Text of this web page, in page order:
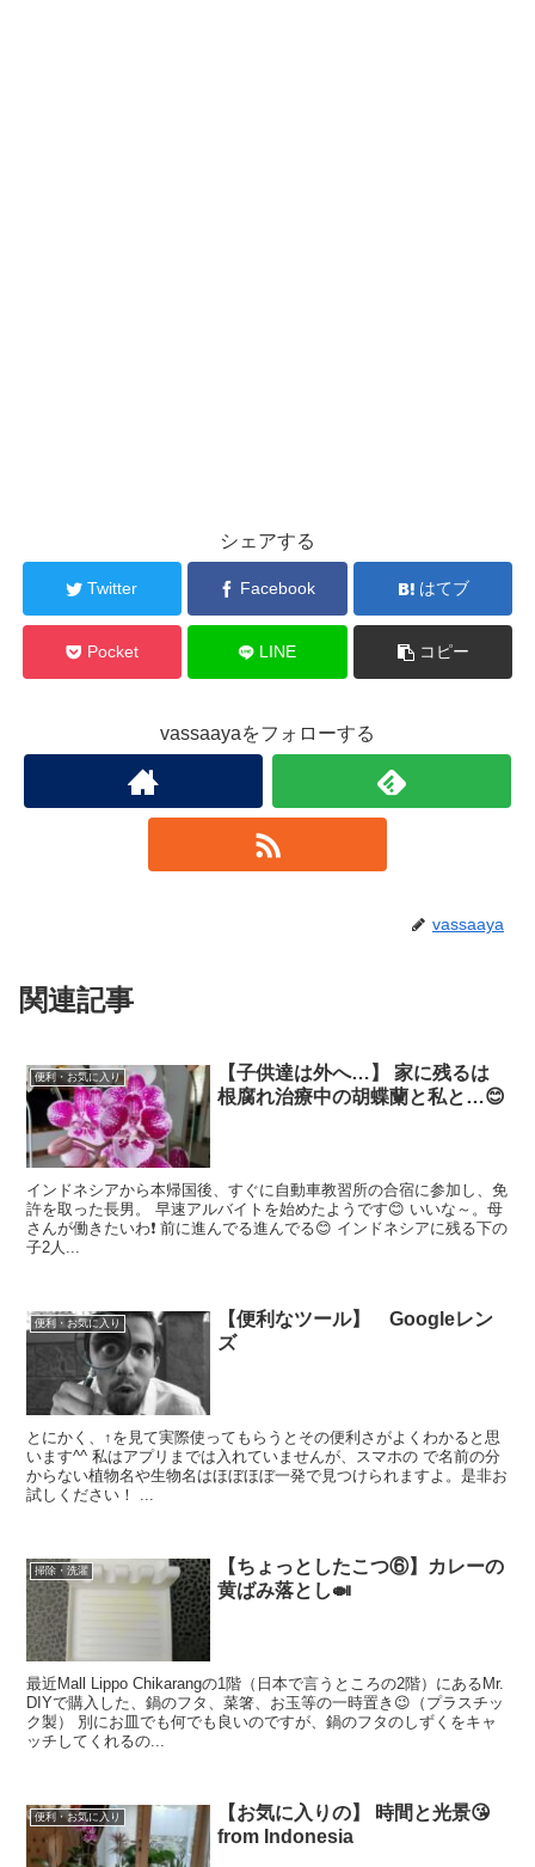
シェアする
Twitter Facebook はてブ
Pocket LINE コピー
vassaayaをフォローする
vassaaya
関連記事
便利・お気に入り
【子供達は外へ…】 家に残るは
根腐れ治療中の胡蝶蘭と私と…😊
インドネシアから本帰国後、すぐに自動車教習所の合宿に参加し、免
許を取った長男。 早速アルバイトを始めたようです😊 いいな～。母
さんが働きたいわ❗ 前に進んでる進んでる😊 インドネシアに残る下の
子2人...
便利・お気に入り
【便利なツール】 Googleレン
ズ
とにかく、↑を見て実際使ってもらうとその便利さがよくわかると思
います^^ 私はアプリまでは入れていませんが、スマホの で名前の分
からない植物名や生物名はほぼほぼ一発で見つけられますよ。是非お
試しください！ ...
掃除・洗濯
【ちょっとしたこつ⑥】カレーの
黄ばみ落とし🍛
最近Mall Lippo Chikarangの1階（日本で言うところの2階）にあるMr.
DIYで購入した、鍋のフタ、菜箸、お玉等の一時置き😉（プラスチッ
ク製） 別にお皿でも何でも良いのですが、鍋のフタのしずくをキャ
ッチしてくれるの...
便利・お気に入り
【お気に入りの】 時間と光景😘
from Indonesia